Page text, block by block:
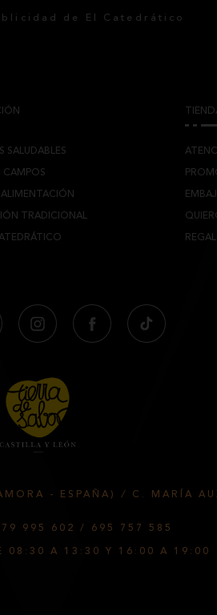
de El Catedrático
SALUDABLES
CAMPOS
TRADICIONAL
- ESPAÑA) / C. MARÍA
995 602 / 695 757 585
08:30 A 13:30 Y 16:00 A 19:00